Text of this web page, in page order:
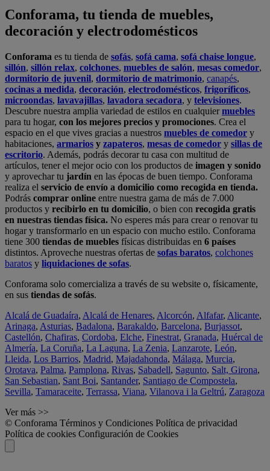
Conforama, tu tienda de muebles,
decoración y electrodomésticos
Conforama es tu tienda de sofás, sofá cama, sofá chaise longue,
sillón, sillón relax, colchones, muebles de salón, mesas comedor,
dormitorio de juvenil, dormitorio de matrimonio, canapés,
cocinas a medida, decoración, electrodomésticos, frigoríficos,
microondas, lavavajillas, lavadora secadora, y televisiones.
Descubre nuestra amplia variedad de estilos en cualquiermuebles
para tu hogar, con los mejores precios y promociones. Crea el
espacio en el que vives gracias a nuestros muebles de comedor y
habitaciones, armarios y zapateros, mesas de comedor y sillas de
escritorio. Además, podrás decorar tu casa con multitud de
artículos, tener el mejor ocio con los productos de imagen y sonido
y aprovechar tu jardín en las épocas de buen tiempo. Conforama
realiza el servicio de envío a domicilio como recogida en tienda.
Podrás comprar online entre nuestra gama de más de 7.000
productos y recibirlo en tu domicilio, o bien con recogida gratis
en nuestras tiendas física. No esperes más para crear o renovar tu
hogar y transformarlo en un espacio con mucho estilo. Conforama
tiene 300 tiendas de muebles físicas distribuidas en 6 países
distintos. Aproveche nuestras ofertas de sofas baratos, colchones
baratos y liquidaciones de sofas.
Conforama solo comercializa a través de su website o, físicamente,
en sus tiendas de sofás.
Alcalá de Guadaíra, Alcalá de Henares, Alcorcón, Alfafar, Alicante,
Arinaga, Asturias, Badalona, Barakaldo, Barcelona, Burjassot,
Castellón, Chafiras, Cordoba, Elche, Finestrat, Granada, Huércal de
Almería, La Coruña, La Laguna, La Zenia, Lanzarote, León,
Lleida, Los Barrios, Madrid, Majadahonda, Málaga, Murcia,
Orotava, Palma, Pamplona, Rivas, Sabadell, Sagunto, Salt, Girona,
San Sebastian, Sant Boi, Santander, Santiago de Compostela,
Sevilla, Tamaraceite, Terrassa, Viana, Vilanova i la Geltrú, Zaragoza
Ver más >>
© Conforama Términos y Condiciones Política de privacidad
Política de cookies Configuración de Cookies